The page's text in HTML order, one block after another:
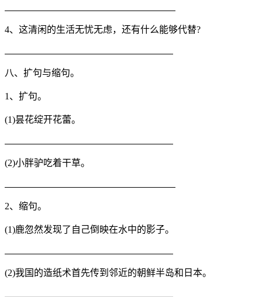
4、这清闲的生活无忧无虑，还有什么能够代替?
八、扩句与缩句。
1、扩句。
(1)昙花绽开花蕾。
(2)小胖驴吃着干草。
2、缩句。
(1)鹿忽然发现了自己倒映在水中的影子。
(2)我国的造纸术首先传到邻近的朝鲜半岛和日本。